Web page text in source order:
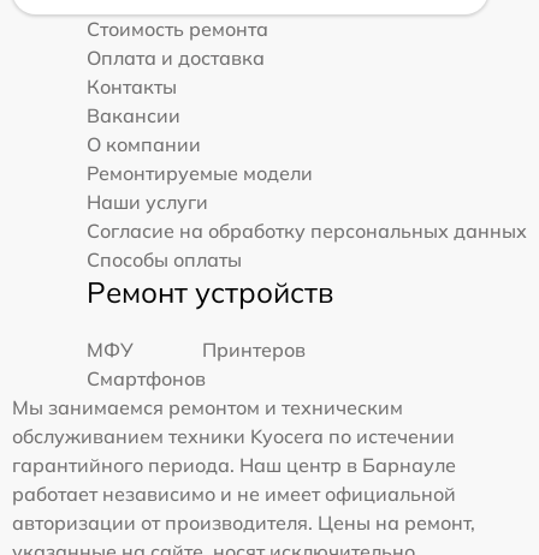
Стоимость ремонта
Оплата и доставка
Контакты
Вакансии
О компании
Ремонтируемые модели
Наши услуги
Согласие на обработку персональных данных
Способы оплаты
Ремонт устройств
МФУ
Принтеров
Смартфонов
Мы занимаемся ремонтом и техническим
обслуживанием техники Kyocera по истечении
гарантийного периода. Наш центр в Барнауле
работает независимо и не имеет официальной
авторизации от производителя. Цены на ремонт,